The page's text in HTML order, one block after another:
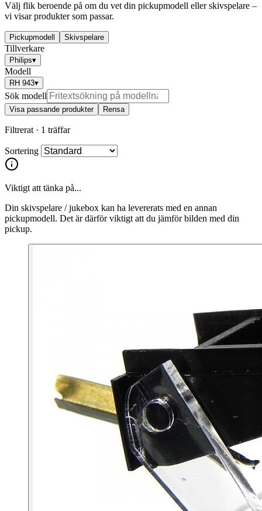
Välj flik beroende på om du vet din pickupmodell eller skivspelare –
vi visar produkter som passar.
Pickupmodell Skivspelare
Tillverkare
Philips▾
Modell
RH 943▾
Sök modell
Visa passande produkter Rensa
Filtrerat · 1 träffar
Sortering
Viktigt att tänka på...
Din skivspelare / jukebox kan ha levererats med en annan
pickupmodell. Det är därför viktigt att du jämför bilden med din
pickup.